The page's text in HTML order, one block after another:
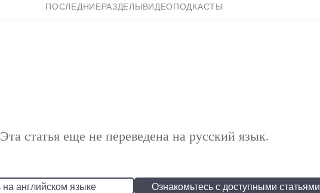
ПОСЛЕДНИЕРАЗДЕЛЫВИДЕОПОДКАСТЫ
Эта статья еще не переведена на русский язык.
на английском языке Ознакомьтесь с доступными статьями